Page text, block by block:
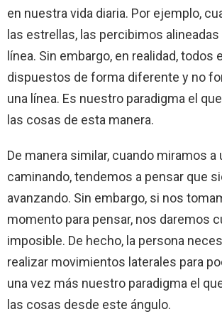
en nuestra vida diaria. Por ejemplo,
las estrellas, las percibimos alineadas
línea. Sin embargo, en realidad, todos
dispuestos de forma diferente y no
una línea. Es nuestro paradigma el
las cosas de esta manera.
De manera similar, cuando miramos a
caminando, tendemos a pensar que
avanzando. Sin embargo, si nos
momento para pensar, nos daremos
imposible. De hecho, la persona
realizar movimientos laterales para
una vez más nuestro paradigma el
las cosas desde este ángulo.